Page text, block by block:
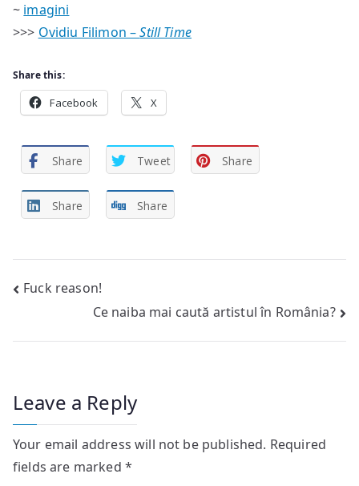
~ imagini
>>> Ovidiu Filimon –Still Time
Share this:
Facebook X
Share Tweet Share
Share Share
Post
navigation
Fuck reason!
Ce naiba mai caută artistul în România?
Leave a Reply
Your email address will not be published. Required
fields are marked *